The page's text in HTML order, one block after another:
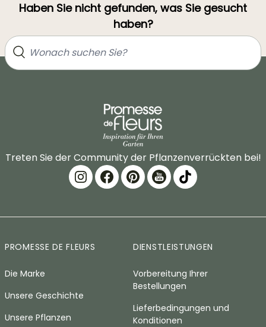
Haben Sie nicht gefunden, was Sie gesucht
haben?
Treten Sie der Community der Pflanzenverrückten bei!
PROMESSE DE FLEURS
Die Marke
Unsere Geschichte
Unsere Pflanzen
DIENSTLEISTUNGEN
Vorbereitung Ihrer
Bestellungen
Lieferbedingungen und
Konditionen